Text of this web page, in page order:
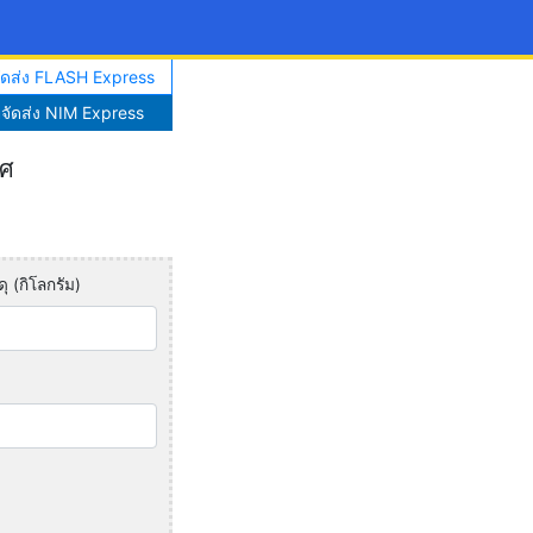
ส่ง FLASH Express
ดส่ง NIM Express
(กิโลกรัม)